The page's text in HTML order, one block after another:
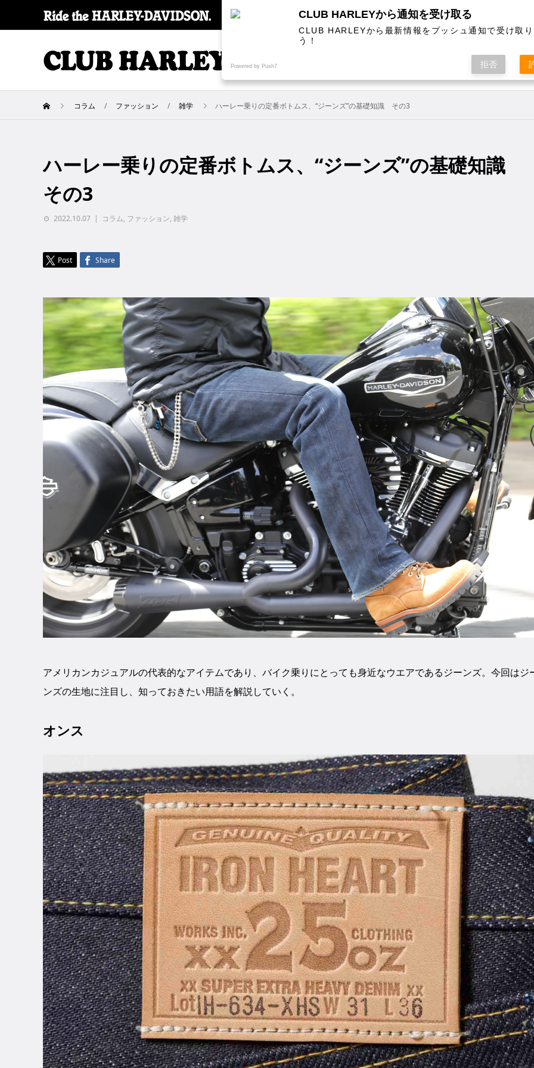
SPECIALCOLUMN
コラム ファッション 雑学 ハーレー乗りの定番ボトムス、“ジーンズ”の基礎知識 その3
ハーレー乗りの定番ボトムス、“ジーンズ”の基礎知識
その3
2022.10.07 コラム, ファッション, 雑学
Post Share
アメリカンカジュアルの代表的なアイテムであり、バイク乗りにとっても身近なウエアであるジーンズ。今回はジ
ンズの生地に注目し、知っておきたい用語を解説していく。
オンス
CLUB HARLEYから通知を受け取る
CLUB HARLEYから最新情報をプッシュ通知で受け取
う！
Powered by Push7 拒否